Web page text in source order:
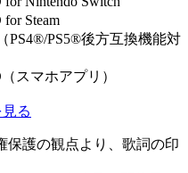
Steam
PS4®/PS5®後方互換機能対
スマホアプリ）
る
保護の観点より、歌詞の印